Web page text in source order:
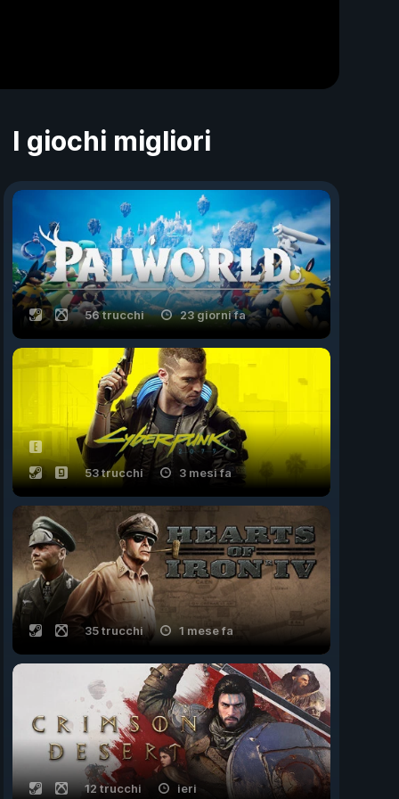
I giochi migliori
56 trucchi 23 giorni fa
53 trucchi 3 mesi fa
35 trucchi 1 mese fa
12 trucchi ieri